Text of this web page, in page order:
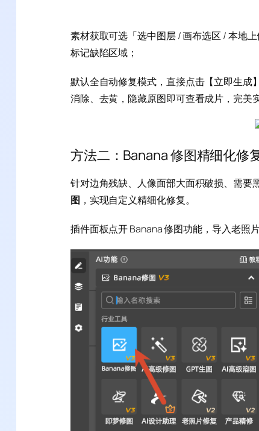
素材获取可选「选中图层 / 画布选区 / 本地
标记缺陷区域；
默认全自动修复模式，直接点击【立即生成
消除、去黄，隐藏原图即可查看成片，完美
方法二：Banana 修图精细化修
针对边角残缺、人像面部大面积破损、需要
图 ，实现自定义精细化修复。
插件面板点开 Banana 修图功能，导入老照